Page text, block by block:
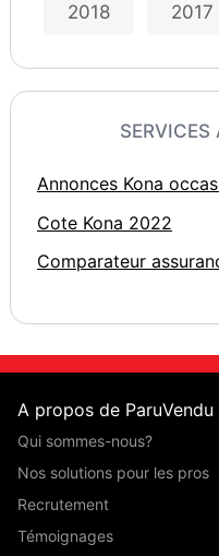
2018 2017
SERVICES
Annonces Kona
Cote Kona 2022
Comparateur
A propos de ParuVendu
Qui sommes-nous?
Nos solutions pour les pros
Recrutement
Témoignages